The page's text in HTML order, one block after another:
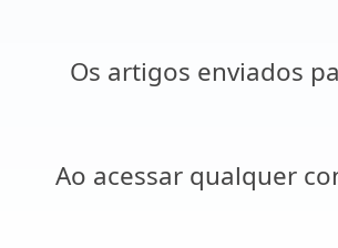
Os artigos enviados
Ao acessar qualquer